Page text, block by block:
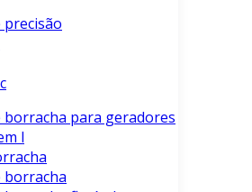
precisão
borracha para geradores
l
borracha